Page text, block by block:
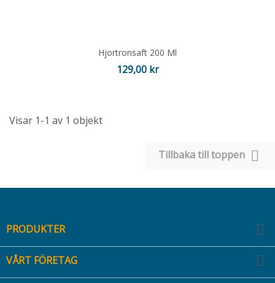
Hjortronsaft 200 Ml
Pris
129,00 kr
Visar 1-1 av 1 objekt
Tillbaka till toppen 
PRODUKTER 
VÅRT FÖRETAG 